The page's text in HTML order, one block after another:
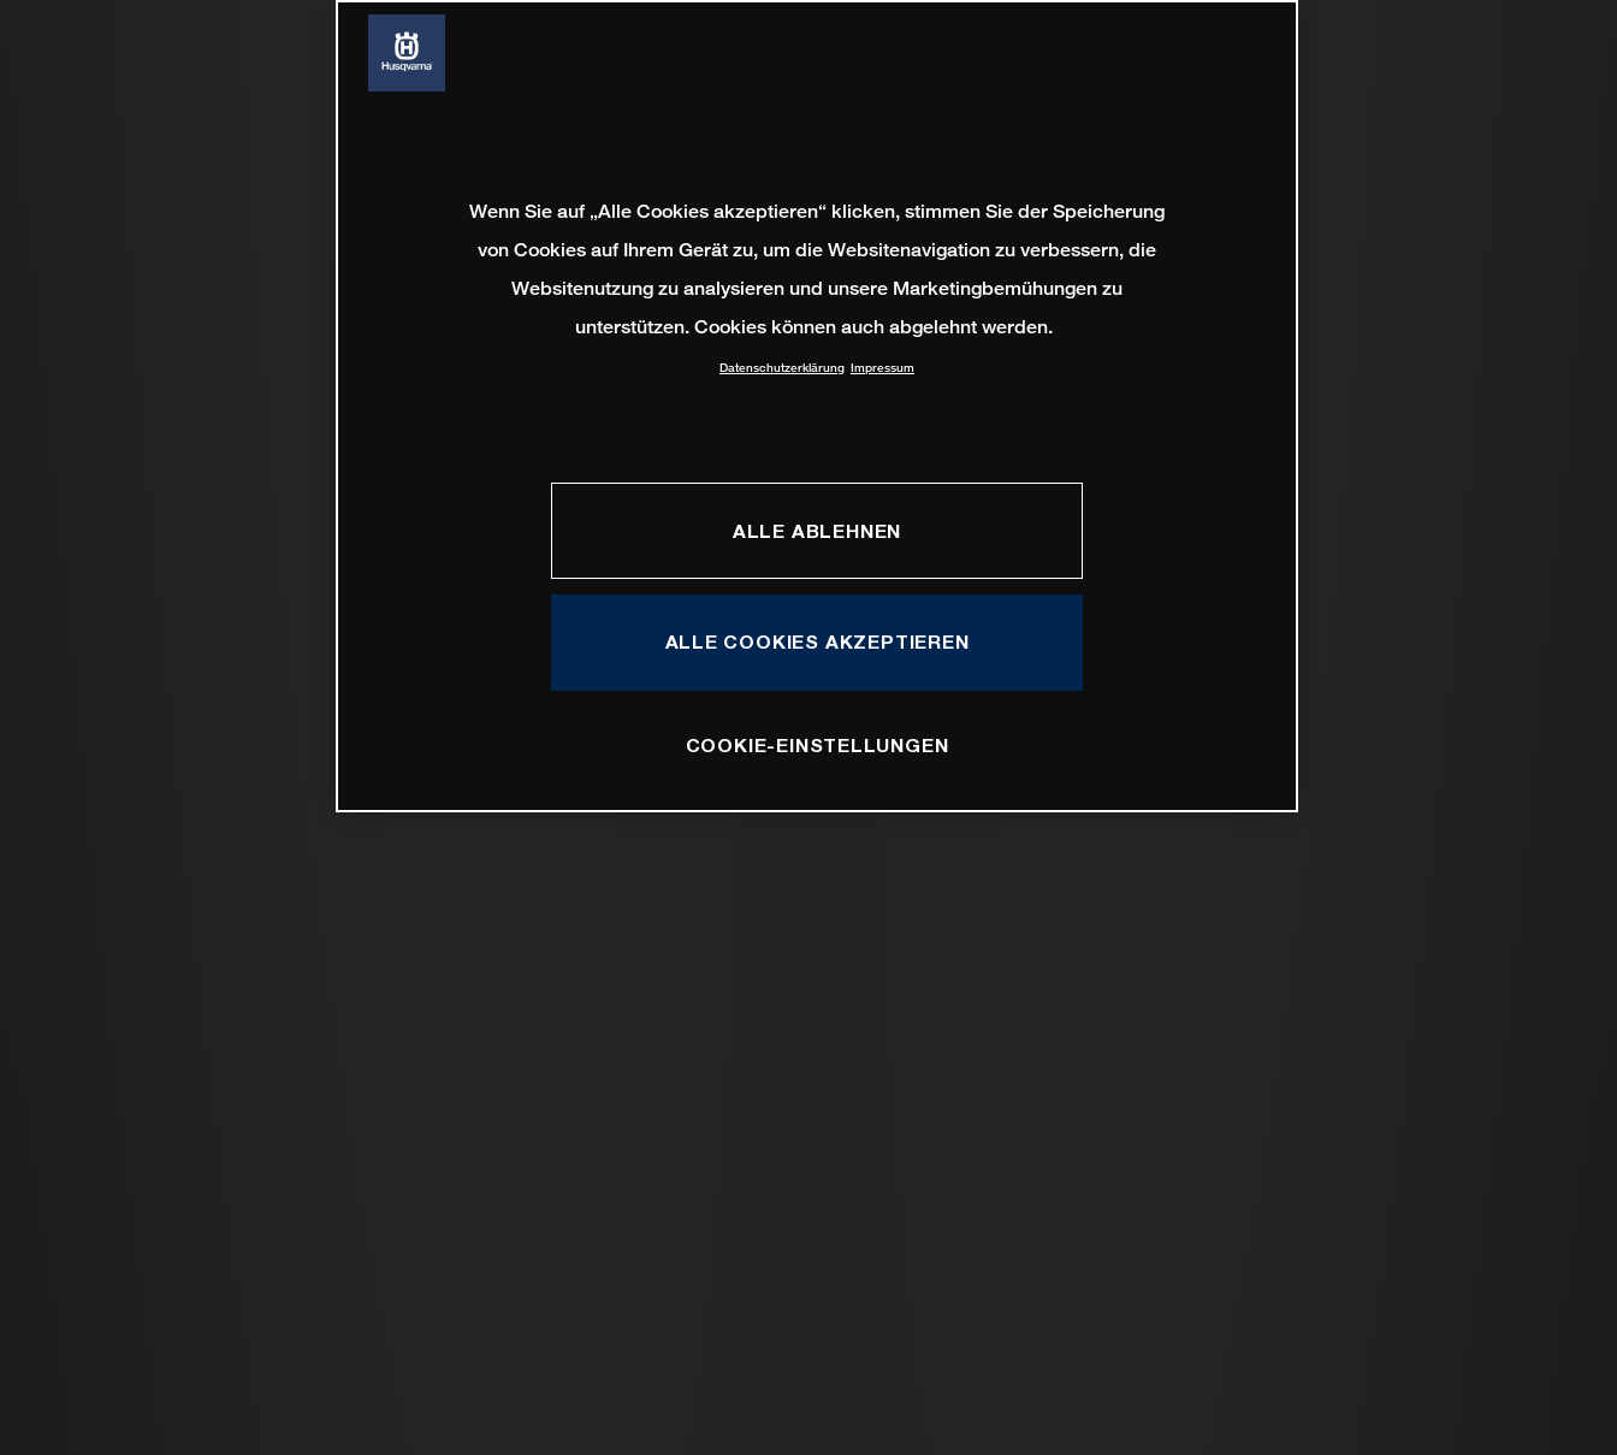
Wenn Sie auf „Alle Cookies akzeptieren“ klicken, stimmen Sie der Speicherung
von Cookies auf Ihrem Gerät zu, um die Websitenavigation zu verbessern, die
Websitenutzung zu analysieren und unsere Marketingbemühungen zu
unterstützen. Cookies können auch abgelehnt werden.
Datenschutzerklärung Impressum
ALLE ABLEHNEN
ALLE COOKIES AKZEPTIEREN
COOKIE-EINSTELLUNGEN